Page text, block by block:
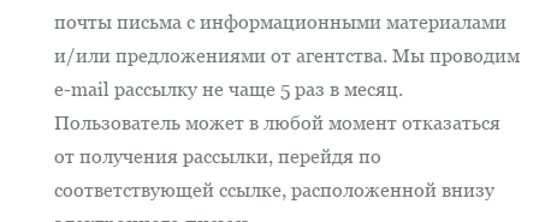
почты письма с информационными материалами
и/или предложениями от агентства. Мы проводим
e-mail рассылку не чаще 5 раз в месяц.
Пользователь может в любой момент отказаться
от получения рассылки, перейдя по
соответствующей ссылке, расположенной внизу